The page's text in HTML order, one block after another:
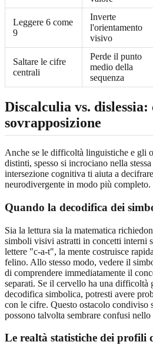
Leggere 6 come
9
Inverte
l'orientamento
visivo
Saltare le cifre
centrali
Perde il punto
medio della
sequenza
Discalculia vs.
sovrapposizione
Anche se le difficoltà linguistiche e gli
distinti, spesso si incrociano nella
intersezione cognitiva ti aiuta a
neurodivergente in modo più completo.
Quando la decodifica dei
Sia la lettura sia la matematica
simboli visivi astratti in concetti interni
lettere "c-a-t", la mente costruisce
felino. Allo stesso modo, vedere il
di comprendere immediatamente il
separati. Se il cervello ha una difficoltà
decodifica simbolica, potresti avere
con le cifre. Questo ostacolo condiviso
possono talvolta sembrare confusi nello
Le realtà statistiche dei profili